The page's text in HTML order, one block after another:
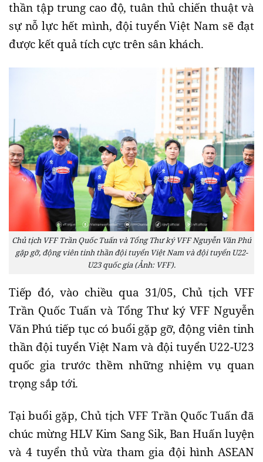
thần tập trung cao độ, tuân thủ chiến thuật và
sự nỗ lực hết mình, đội tuyển Việt Nam sẽ đạt
được kết quả tích cực trên sân khách.
Chủ tịch VFF Trần Quốc Tuấn và Tổng Thư ký VFF Nguyễn Văn Phú
gặp gỡ, động viên tinh thần đội tuyển Việt Nam và đội tuyển U22-
U23 quốc gia (Ảnh: VFF).
Tiếp đó, vào chiều qua 31/05, Chủ tịch VFF
Trần Quốc Tuấn và Tổng Thư ký VFF Nguyễn
Văn Phú tiếp tục có buổi gặp gỡ, động viên tinh
thần đội tuyển Việt Nam và đội tuyển U22-U23
quốc gia trước thềm những nhiệm vụ quan
trọng sắp tới.
Tại buổi gặp, Chủ tịch VFF Trần Quốc Tuấn đã
chúc mừng HLV Kim Sang Sik, Ban Huấn luyện
và 4 tuyển thủ vừa tham gia đội hình ASEAN